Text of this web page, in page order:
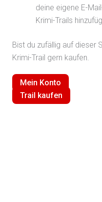
deine eigene E-
Krimi-Trails
Bist du zufällig auf dieser
Krimi-Trail gern kaufen.
Mein Konto
Trail kaufen